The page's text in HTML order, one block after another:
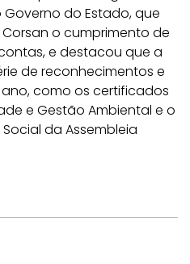
do Estado, que
o cumprimento de
e destacou que a
de reconhecimentos e
como os certificados
e Gestão Ambiental e o
da Assembleia